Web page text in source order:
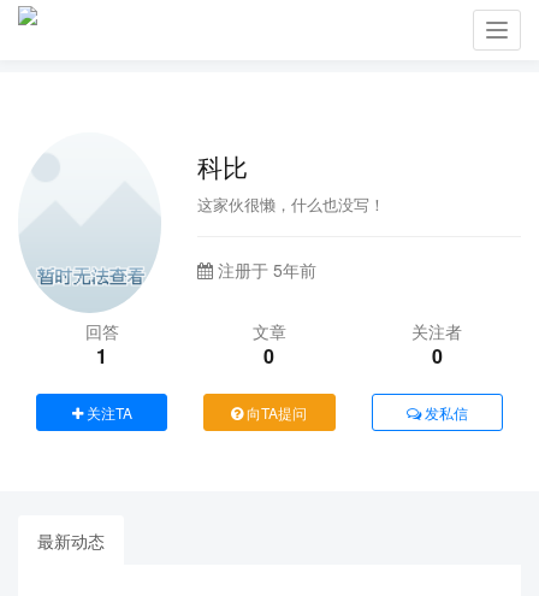
科比
这家伙很懒，什么也没写！
注册于 5年前
回答
1
文章
0
关注者
0
关注TA 向TA提问 发私信
最新动态